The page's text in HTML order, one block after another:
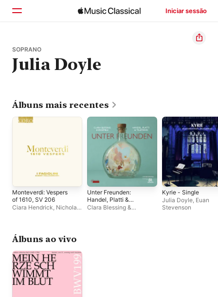
Iniciar sessão
Início
Explorar
SOPRANO
Julia Doyle
Álbuns mais recentes
Monteverdi: Vespers
of 1610, SV 206
Ciara Hendrick, Nicholas
Cornett and Sackbut
Ensemble,Greg
Skidmore,Martha
McLorinan
,Sam Gilliatt,
Frederick Long
Doyle,I Fagiolini
Unter Freunden:
Handel, Platti &
Telemann (Live)
Clara Blessing &
Kyrie - Single
Julia Doyle, Euan
Stevenson
Álbuns ao vivo